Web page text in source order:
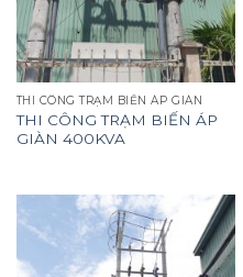
THI CÔNG TRẠM BIẾN ÁP GIÀN
THI CÔNG TRẠM BIẾN ÁP
GIÀN 400KVA